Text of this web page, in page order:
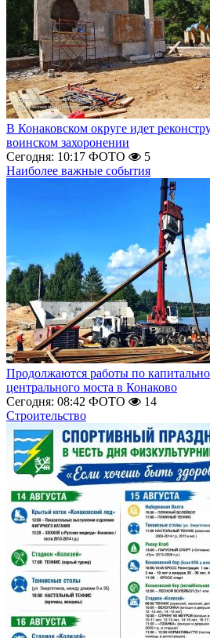
В Конаковском округе идет
воинском захоронении
Сегодня: 10:17 ФОТО
5
Наиболее важные события
Продолжаются работы по
центрального моста в Конаково
Сегодня: 08:42 ФОТО
14
Строительство